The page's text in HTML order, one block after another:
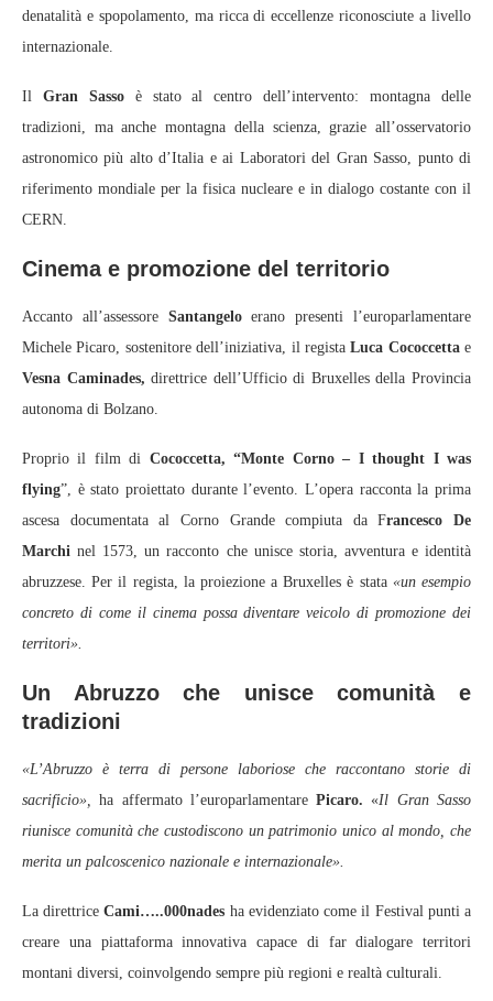
denatalità e spopolamento, ma ricca di eccellenze riconosciute a livello
internazionale.
Il Gran Sassoè stato al centro dell’intervento: montagna delle
tradizioni, ma anche montagna della scienza, grazie all’osservatorio
astronomico più alto d’Italia e ai Laboratori del Gran Sasso, punto di
riferimento mondiale per la fisica nucleare e in dialogo costante con il
CERN.
Cinema e promozione del territorio
Accanto all’assessore Santangeloerano presenti l’europarlamentare
Michele Picaro, sostenitore dell’iniziativa, il registaLuca Cococcettae
Vesna Caminades, direttrice dell’Ufficio di Bruxelles della Provincia
autonoma di Bolzano.
Proprio il film di Cococcetta, “Monte Corno – I thought I was
flying”, è stato proiettato durante l’evento. L’opera racconta la prima
ascesa documentata al Corno Grande compiuta da Francesco De
Marchi nel 1573, un racconto che unisce storia, avventura e identità
abruzzese. Per il regista, la proiezione a Bruxelles è stata «un esempio
concreto di come il cinema possa diventare veicolo di promozione dei
territori».
Un Abruzzo che unisce comunità e
tradizioni
«L’Abruzzo è terra di persone laboriose che raccontano storie di
sacrificio», ha affermato l’europarlamentarePicaro. «Il Gran Sasso
riunisce comunità che custodiscono un patrimonio unico al mondo, che
merita un palcoscenico nazionale e internazionale».
La direttriceCami…..000nades ha evidenziato come il Festival punti a
creare una piattaforma innovativa capace di far dialogare territori
montani diversi, coinvolgendo sempre più regioni e realtà culturali.